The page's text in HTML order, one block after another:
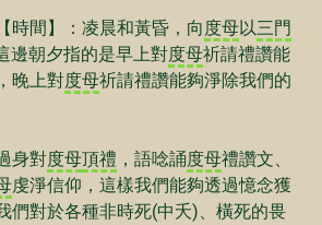
時間】：凌晨和黃昏，向度母以三門
邊朝夕指的是早上對度母祈請禮讚能
晚上對度母祈請禮讚能夠淨除我們的
身對度母頂禮 ，語唸誦度母禮讚文、
虔淨信仰，這樣我們能夠透過憶念獲
們對於各種非時死(中夭)、橫死的畏